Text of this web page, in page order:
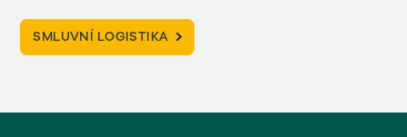
SMLUVNÍ LOGISTIKA